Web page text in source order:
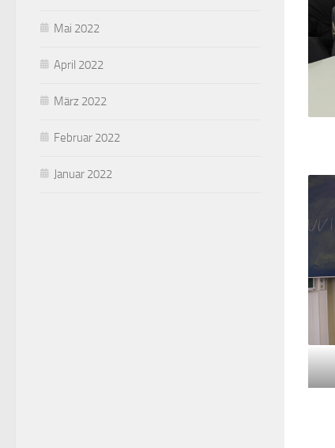
Mai 2022
April 2022
März 2022
Februar 2022
Januar 2022